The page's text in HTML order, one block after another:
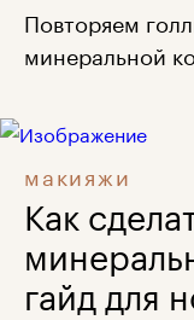
Повторяем
минеральной
макияжи
Как
гайд для